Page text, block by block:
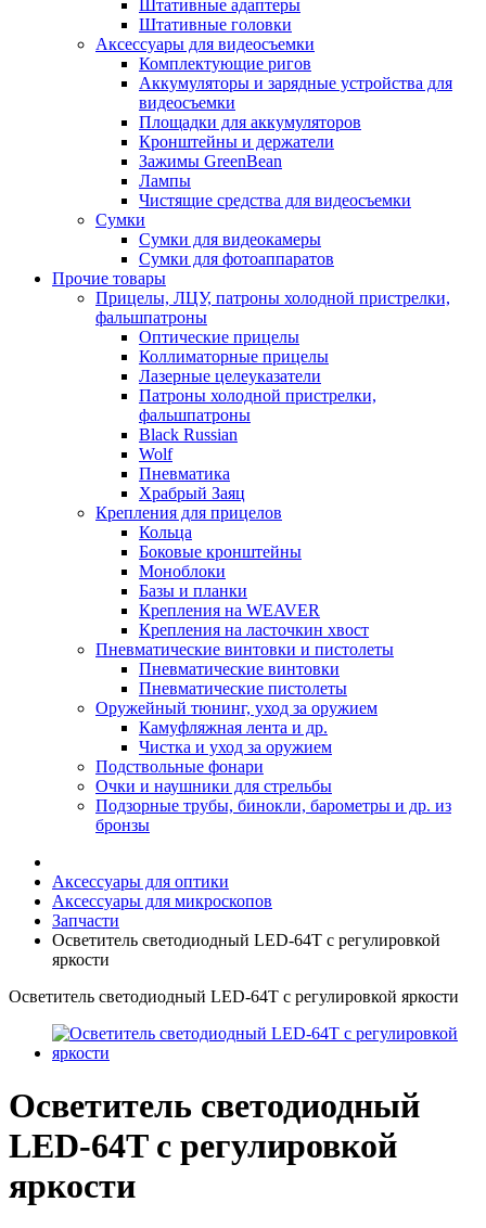
Штативные адаптеры
Штативные головки
Аксессуары для видеосъемки
Комплектующие ригов
Аккумуляторы и зарядные устройства для
видеосъемки
Площадки для аккумуляторов
Кронштейны и держатели
Зажимы GreenBean
Лампы
Чистящие средства для видеосъемки
Сумки
Сумки для видеокамеры
Сумки для фотоаппаратов
Прочие товары
Прицелы, ЛЦУ, патроны холодной пристрелки,
фальшпатроны
Оптические прицелы
Коллиматорные прицелы
Лазерные целеуказатели
Патроны холодной пристрелки,
фальшпатроны
Black Russian
Wolf
Пневматика
Храбрый Заяц
Крепления для прицелов
Кольца
Боковые кронштейны
Моноблоки
Базы и планки
Крепления на WEAVER
Крепления на ласточкин хвост
Пневматические винтовки и пистолеты
Пневматические винтовки
Пневматические пистолеты
Оружейный тюнинг, уход за оружием
Камуфляжная лента и др.
Чистка и уход за оружием
Подствольные фонари
Очки и наушники для стрельбы
Подзорные трубы, бинокли, барометры и др. из
бронзы
Аксессуары для оптики
Аксессуары для микроскопов
Запчасти
Осветитель светодиодный LED-64T с регулировкой
яркости
Осветитель светодиодный LED-64T с регулировкой яркости
Осветитель светодиодный
LED-64T с регулировкой
яркости